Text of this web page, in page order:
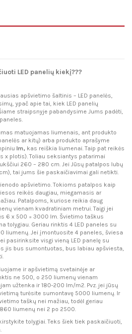
LED panelių kiekį???
apšvietimo šaltinis – LED panelės,
ypač apie tai, kiek LED panelių
straipsnyje pabandysime Jums padėti,
matuojamas liumenais, ant produkto
ar kitų) arba produkto aprašyme
lm, kas reiškia liumenai. Taip pat reikės
x plotis). Toliau seksiantys patarimai
260 – 280 cm. Jei Jūsų patalpos lubų
tai jums šie paskaičiavimai gali netikti.
apšvietimo. Tokioms patalpos kaip
reikės daugiau, miegamasis ar
Patalpoms, kuriose reikia daug
vienam kvadratiniam metrui. Taigi jei
6 x 500 = 3000 lm. Švietimo taškus
tolygiau. Geriau rinktis 4 LED paneles su
liumenų. Jei įmontuosite 4 paneles, šviesa
pasirinksite visgi vieną LED panelę su
jis bus sumontuotas, bus labiau apšviesta,
ir apšvietimą svetainėje ar
ne 500, o 250 liumenų vienam
užtenka ir 180-200 lm/m2. Pvz. jei jūsų
turėsite sumontavę 5000 liumenų. Ir
taškų nei mažiau, todėl geriau
liumenų nei 2 po 2500.
tolygiai. Teks šiek tiek paskaičiuoti,